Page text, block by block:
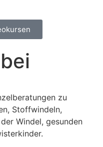
zu
Stoffwindeln,
Windel, gesunden